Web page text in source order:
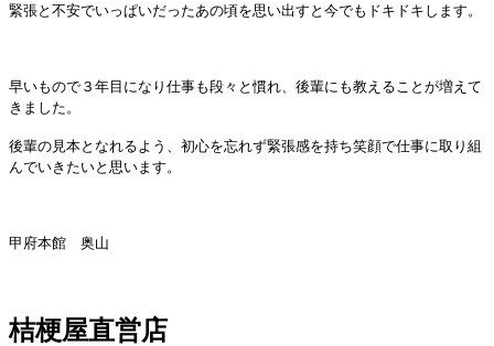
緊張と不安でいっぱいだったあの頃を思い出すと今でもドキドキします。
早いもので３年目になり仕事も段々と慣れ、後輩にも教えることが増えて
きました。
後輩の見本となれるよう、初心を忘れず緊張感を持ち笑顔で仕事に取り組
んでいきたいと思います。
甲府本館 奥山
桔梗屋直営店